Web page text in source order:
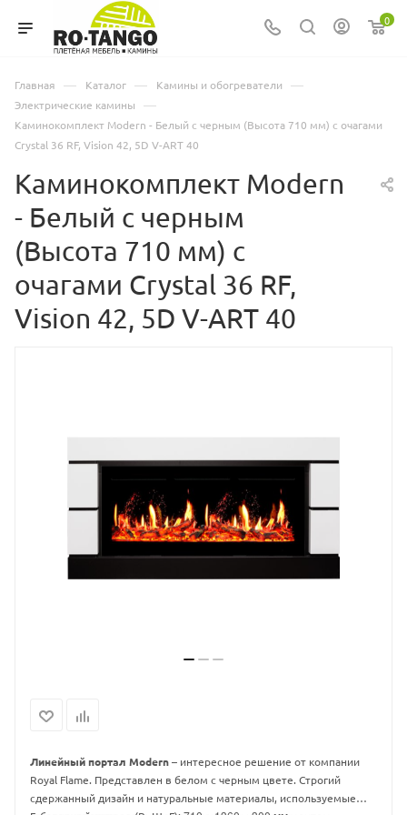
0
Главная — Каталог — Камины и обогреватели —
Электрические камины —
Каминокомплект Modern - Белый с черным (Высота 710 мм) с очагами
Crystal 36 RF, Vision 42, 5D V-ART 40
Каминокомплект Modern
- Белый с черным
(Высота 710 мм) с
очагами Crystal 36 RF,
Vision 42, 5D V-ART 40
Линейный портал Modern– интересное решение от компании
Royal Flame. Представлен в белом с черным цвете. Строгий
сдержанный дизайн и натуральные материалы, используемые